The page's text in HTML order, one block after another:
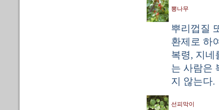
뽕나무
뿌리껍질
환제로 하
복령, 지네
는 사람은
지 않는다.
선피막이